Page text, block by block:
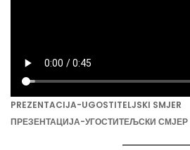
PREZENTACIJA-UGOSTITELJSKI SMJER
ПРЕЗЕНТАЦИЈА-УГОСТИТЕЉСКИ СМЈЕР